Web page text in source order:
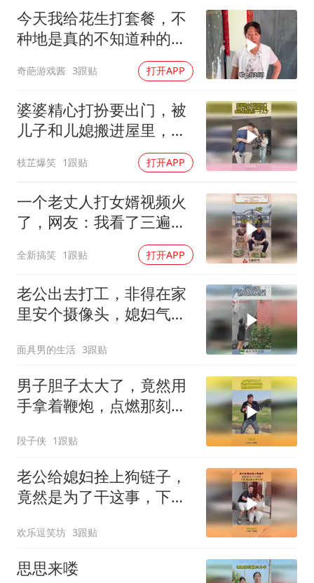
真理之光，何以能照亮复兴之路？
今天我给花生打套餐，不
种地是真的不知道种的辛
奇葩游戏酱 3跟贴 打开APP
婆婆精心打扮要出门，被
儿子和儿媳搬进屋里，再
出来就是另一个人了
枝芷爆笑 1跟贴 打开APP
一个老丈人打女婿视频火
了，网友：我看了三遍笑
全新搞笑 1跟贴 打开APP
老公出去打工，非得在家
里安个摄像头，媳妇气得
面具男的生活 3跟贴
男子胆子太大了，竟然用
手拿着鞭炮，点燃那刻吓
段子侠 1跟贴
老公给媳妇拴上狗链子，
竟然是为了干这事，下幕
欢乐逗笑坊 3跟贴
思思来喽